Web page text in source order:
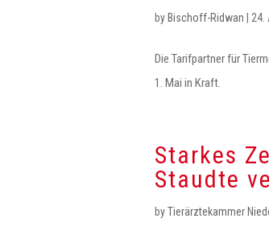
by Bischoff-Ridwan 24.
Die Tarifpartner für
1. Mai in Kraft.
Starkes
Staudte
byTierärztekammer